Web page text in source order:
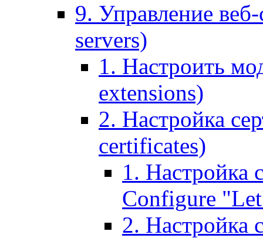
9. Управление
servers)
1. Настроить
extensions)
2. Настройка
certificates)
1. Настройка
Configure
2. Настройка